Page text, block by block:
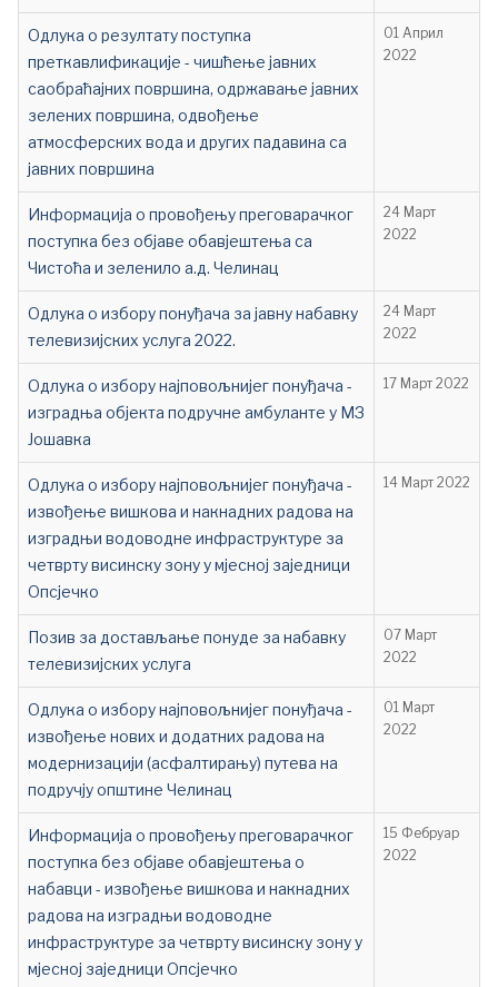
Одлука о резултату поступка
преткавлификације - чишћење јавних
саобраћајних површина, одржавање јавних
зелених површина, одвођење
атмосферских вода и других падавина са
јавних површина
01 Април
2022
Информација о провођењу преговарачког
поступка без објаве обавјештења са
Чистоћа и зеленило а.д. Челинац
24 Март
2022
Oдлука о избору понуђача за јавну набавку
телевизијских услуга 2022.
24 Март
2022
Oдлука о избору најповољнијег понуђача -
изградња објекта подручне амбуланте у МЗ
Јошавка
17 Март 2022
Одлука о избору најповољнијег понуђача -
извођење вишкова и накнадних радова на
изградњи водоводне инфраструктуре за
четврту висинску зону у мјесној заједници
Опсјечко
14 Март 2022
Позив за достављање понуде за набавку
телевизијских услуга
07 Март
2022
Oдлука о избору најповољнијег понуђача -
извођење нових и додатних радова на
модернизацији (асфалтирању) путева на
подручју општине Челинац
01 Март
2022
Информација о провођењу преговарачког
поступка без објаве обавјештења о
набавци - извођење вишкова и накнадних
радова на изградњи водоводне
инфраструктуре за четврту висинску зону у
мјесној заједници Опсјечко
15 Фебруар
2022